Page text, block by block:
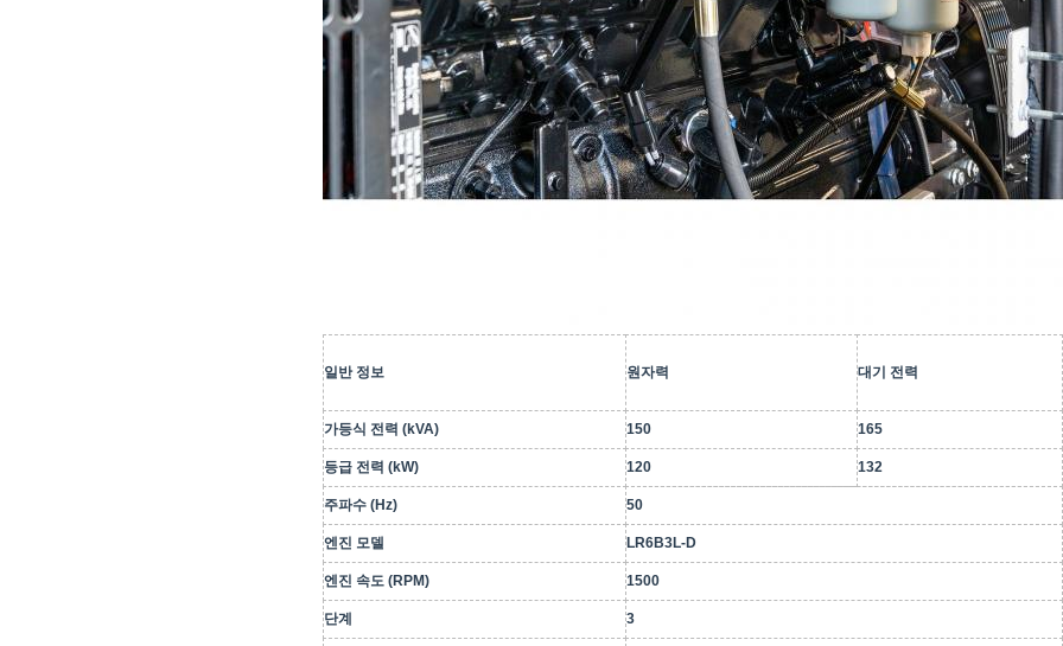
일반 정보 원자력 대기 전력
가등식 전력 (kVA) 150 165
등급 전력 (kW) 120 132
주파수 (Hz) 50
엔진 모델 LR6B3L-D
엔진 속도 (RPM) 1500
단계 3